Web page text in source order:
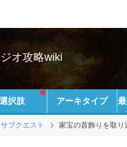
オ攻略wiki
選択肢 アーキタイプ
サブクエスト 家宝の首飾りを取り